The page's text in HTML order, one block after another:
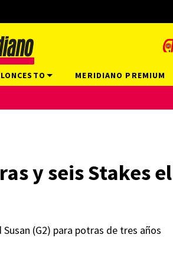
y seis Stakes
(G2) para potras de tres años
MERIDIANO PREMIUM